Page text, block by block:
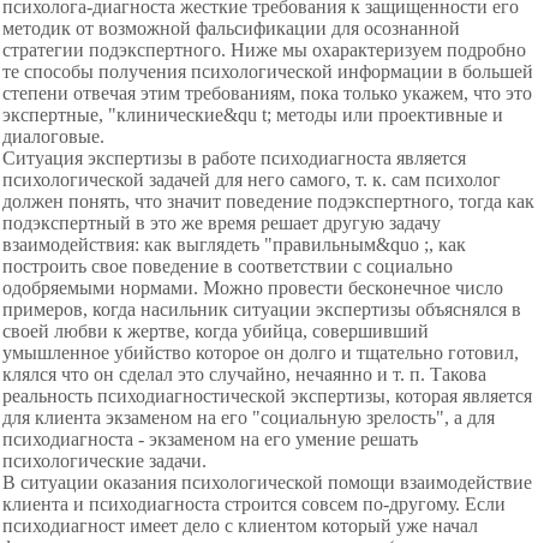
психолога-диагноста жесткие требования к защищенности его
методик от возможной фальсификации для осознанной
стратегии подэкспертного. Ниже мы охарактеризуем подробно
те способы получения психологической информации в большей
степени отвечая этим требованиям, пока только укажем, что это
экспертные, "клинические&qu t; методы или проективные и
диалоговые.
Ситуация экспертизы в работе психодиагноста является
психологической задачей для него самого, т. к. сам психолог
должен понять, что значит поведение подэкспертного, тогда как
подэкспертный в это же время решает другую задачу
взаимодействия: как выглядеть "правильным&quo ;, как
построить свое поведение в соответствии с социально
одобряемыми нормами. Можно провести бесконечное число
примеров, когда насильник ситуации экспертизы объяснялся в
своей любви к жертве, когда убийца, совершивший
умышленное убийство которое он долго и тщательно готовил,
клялся что он сделал это случайно, нечаянно и т. п. Такова
реальность психодиагностической экспертизы, которая является
для клиента экзаменом на его "социальную зрелость", а для
психодиагноста - экзаменом на его умение решать
психологические задачи.
В ситуации оказания психологической помощи взаимодействие
клиента и психодиагноста строится совсем по-другому. Если
психодиагност имеет дело с клиентом который уже начал